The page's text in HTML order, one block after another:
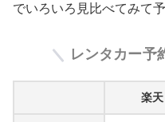
でいろいろ見比べてみて
レンタカー予
楽